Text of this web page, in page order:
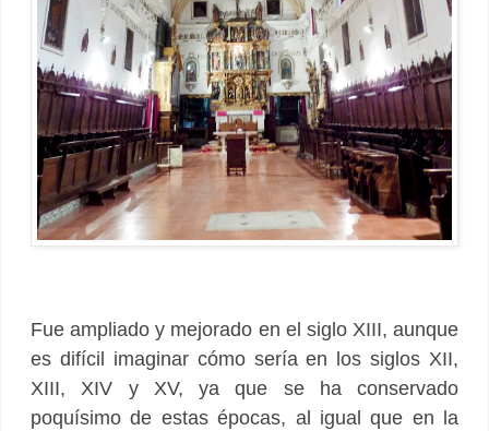
Fue ampliado y mejorado en el siglo XIII, aunque
es difícil imaginar cómo sería en los siglos XII,
XIII, XIV y XV, ya que se ha conservado
poquísimo de estas épocas, al igual que en la